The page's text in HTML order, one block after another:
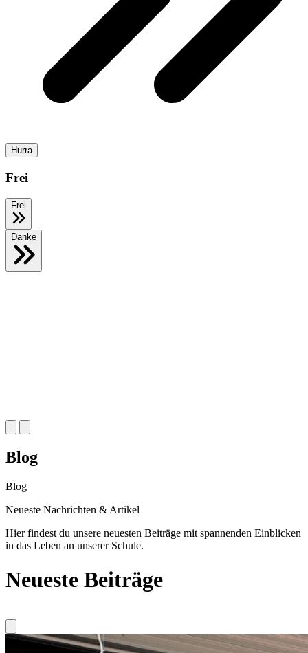
Hurra
Frei
Frei
Danke
Blog
Blog
Neueste Nachrichten & Artikel
Hier findest du unsere neuesten Beiträge mit spannenden Einblicken
in das Leben an unserer Schule.
Neueste Beiträge